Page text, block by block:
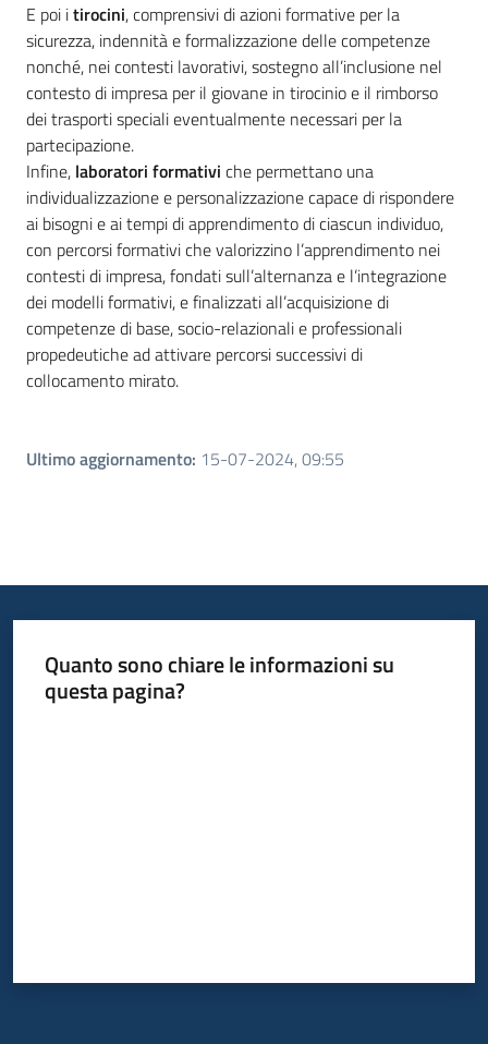
E poi itirocini, comprensivi di azioni formative per la
sicurezza, indennità e formalizzazione delle competenze
nonché, nei contesti lavorativi, sostegno all’inclusione nel
contesto di impresa per il giovane in tirocinio e il rimborso
dei trasporti speciali eventualmente necessari per la
partecipazione.
Infine, laboratori formativi che permettano una
individualizzazione e personalizzazione capace di rispondere
ai bisogni e ai tempi di apprendimento di ciascun individuo,
con percorsi formativi che valorizzino l’apprendimento nei
contesti di impresa, fondati sull’alternanza e l’integrazione
dei modelli formativi, e finalizzati all’acquisizione di
competenze di base, socio-relazionali e professionali
propedeutiche ad attivare percorsi successivi di
collocamento mirato.
Ultimo aggiornamento: 15-07-2024, 09:55
Quanto sono chiare le informazioni su
questa pagina?